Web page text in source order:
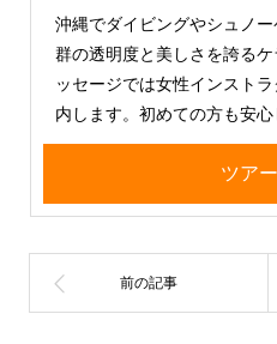
沖縄でダイビングやシュノ
群の透明度と美しさを誇る
ッセージでは女性インスト
内します。初めての方も安心
ツア